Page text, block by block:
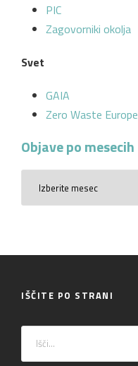
PIC
Zagovorniki okolja
Svet
GAIA
Zero Waste Europe
Objave po mesecih
IŠČITE PO STRANI